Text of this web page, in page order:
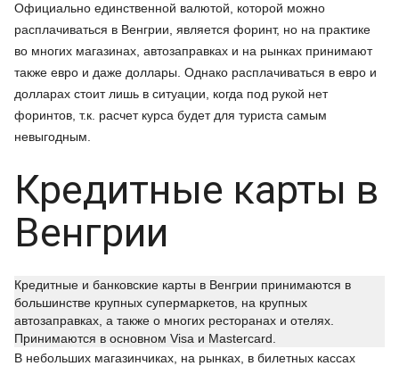
Официально единственной валютой, которой можно
расплачиваться в Венгрии, является форинт, но на практике
во многих магазинах, автозаправках и на рынках принимают
также евро и даже доллары. Однако расплачиваться в евро и
долларах стоит лишь в ситуации, когда под рукой нет
форинтов, т.к. расчет курса будет для туриста самым
невыгодным.
Кредитные карты в
Венгрии
Кредитные и банковские карты в Венгрии принимаются в
большинстве крупных супермаркетов, на крупных
автозаправках, а также о многих ресторанах и отелях.
Принимаются в основном Visa и Mastercard.
В небольших магазинчиках, на рынках, в билетных кассах